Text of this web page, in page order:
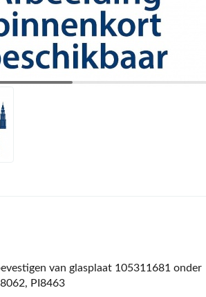
van glasplaat 105311681 onder
PI8463